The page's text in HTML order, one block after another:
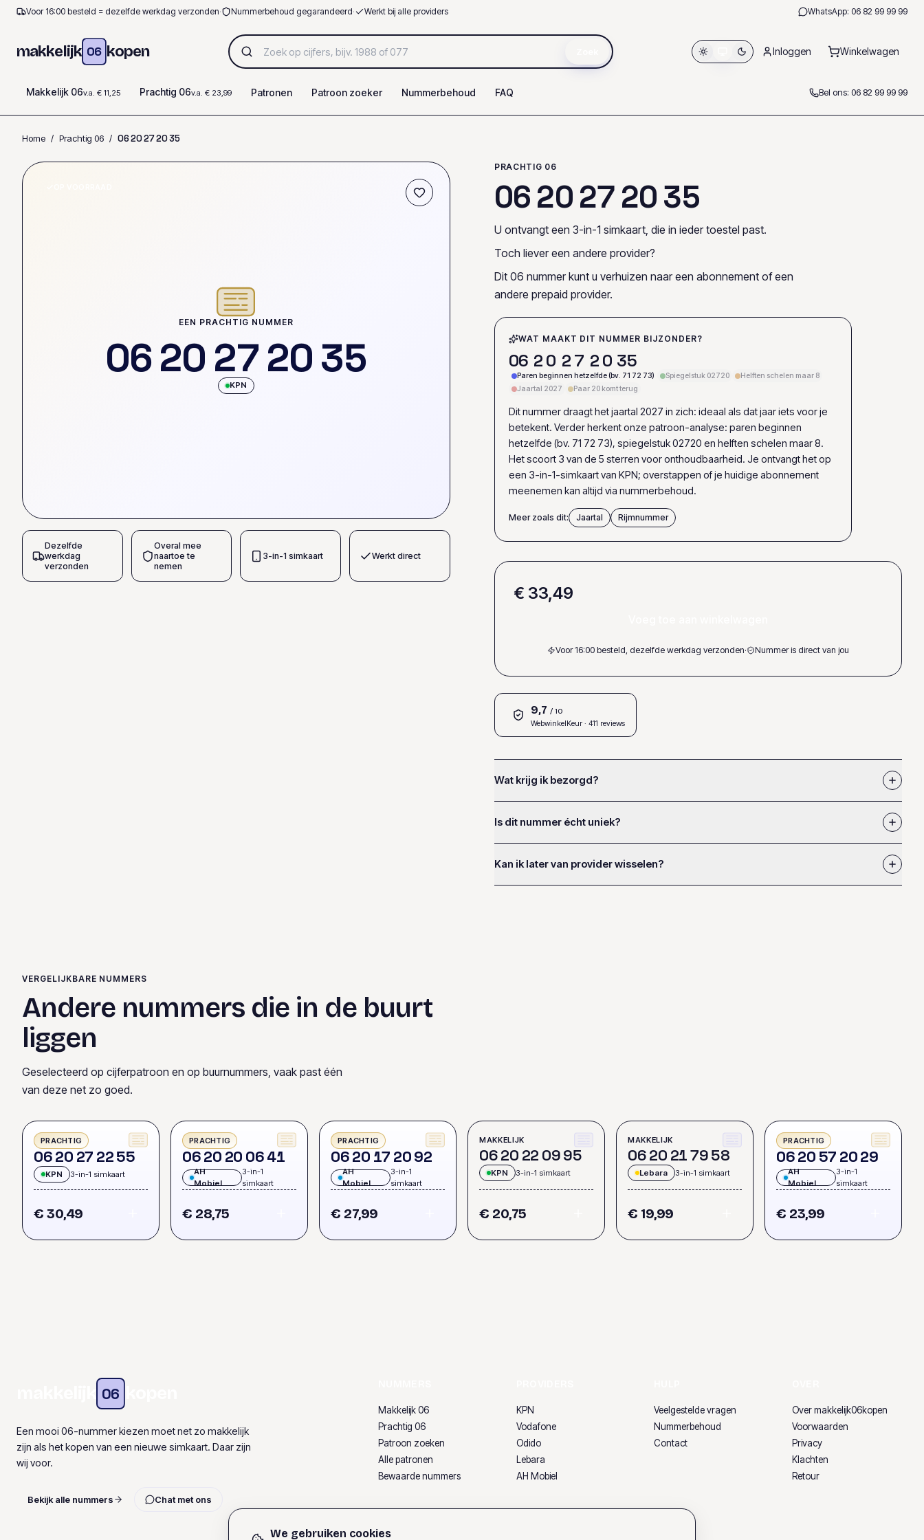
Voor 16:00 besteld = dezelfde werkdag verzonden· Nummerbehoud gegarandeerd· Werkt bij alle providers WhatsApp: 06 82 99 99 99
makkelijk 06 kopen Inloggen Winkelwagen
Makkelijk 06v.a. € 11,25 Prachtig 06v.a. € 23,99 Patronen Patroon zoeker Nummerbehoud FAQ Bel ons: 06 82 99 99 99
Home / Prachtig 06 / 0620272035
EEN PRACHTIG NUMMER
0620 272035
KPN
Dezelfde
werkdag
verzonden
Overal mee
naartoe te
nemen
3-in-1 simkaart Werkt direct
PRACHTIG 06
0620272035
U ontvangt een 3-in-1 simkaart, die in ieder toestel past.
Toch liever een andere provider?
Dit 06 nummer kunt u verhuizen naar een abonnement of een
andere prepaid provider.
WAT MAAKT DIT NUMMER BIJZONDER?
06 20 27 20 35
Paren beginnen hetzelfde (bv. 71 72 73) Spiegelstuk 02720
Helften schelen maar 8
Jaartal 2027
Paar 20 komt terug
Dit nummer draagt het jaartal 2027 in zich: ideaal als dat jaar iets voor je
betekent. Verder herkent onze patroon-analyse: paren beginnen
hetzelfde (bv. 71 72 73), spiegelstuk 02720 en helften schelen maar 8.
Het scoort 3 van de 5 sterren voor onthoudbaarheid. Je ontvangt het op
een 3-in-1-simkaart van KPN; overstappen of je huidige abonnement
meenemen kan altijd via nummerbehoud.
Meer zoals dit: Jaartal Rijmnummer
€ 33,49
Voor 16:00 besteld, dezelfde werkdag verzonden· Nummer is direct van jou
9,7 / 10
WebwinkelKeur· 411 reviews
Wat krijg ik bezorgd?
Is dit nummer écht uniek?
Kan ik later van provider wisselen?
VERGELIJKBARE NUMMERS
Andere nummers die in de buurt
liggen
Geselecteerd op cijferpatroon en op buurnummers, vaak past één
van deze net zo goed.
PRACHTIG
0620 27 2255
KPN 3-in-1 simkaart
€ 30,49
PRACHTIG
0620 20 0641
AH
Mobiel
3-in-1
simkaart
€ 28,75
PRACHTIG
0620 17 2092
AH
Mobiel
3-in-1
simkaart
€ 27,99
MAKKELIJK
0620 22 0995
KPN 3-in-1 simkaart
€ 20,75
MAKKELIJK
0620 217958
Lebara 3-in-1 simkaart
€ 19,99
PRACHTIG
0620 57 2029
AH
Mobiel
3-in-1
simkaart
€ 23,99
06
Een mooi 06-nummer kiezen moet net zo makkelijk
zijn als het kopen van een nieuwe simkaart. Daar zijn
wij voor.
Bekijk alle nummers Chat met ons
Makkelijk 06
Prachtig 06
Patroon zoeken
Alle patronen
Bewaarde nummers
KPN
Vodafone
Odido
Lebara
AH Mobiel
Veelgestelde vragen
Nummerbehoud
Contact
Over makkelijk06kopen
Voorwaarden
Privacy
Klachten
Retour
We gebruiken cookies